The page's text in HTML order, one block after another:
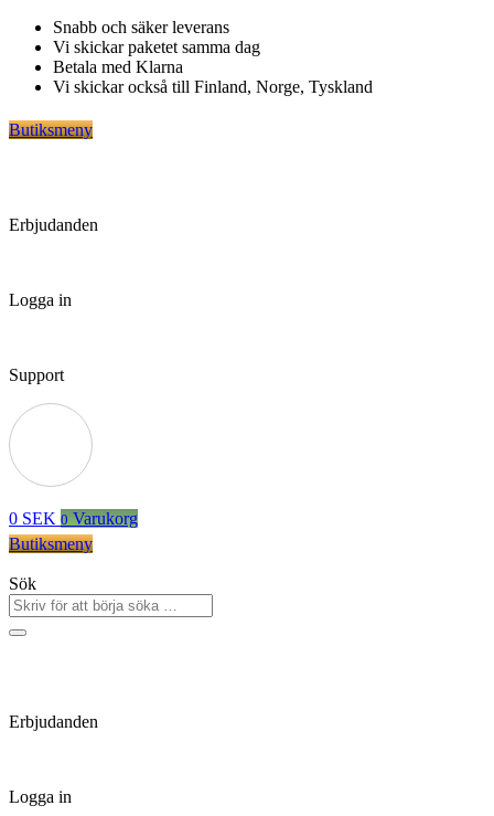
Hoppa
innehåll
Snabb och säker leverans
Vi skickar paketet samma dag
Betala med Klarna
Vi skickar också till Finland, Norge, Tyskland
Butiksmeny
Erbjudanden
Logga in
Support
0 SEK 0 Varukorg
Butiksmeny
Sök
Erbjudanden
Logga in